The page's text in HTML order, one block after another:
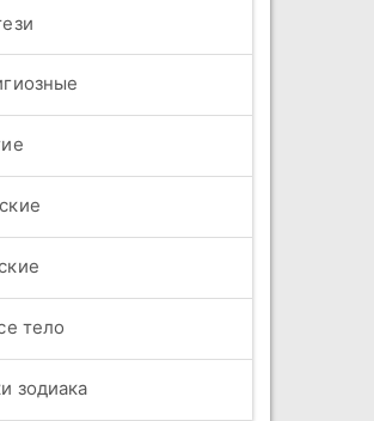
тело
зодиака